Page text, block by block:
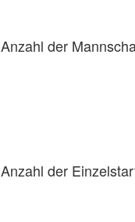
Anzahl der
Anzahl der